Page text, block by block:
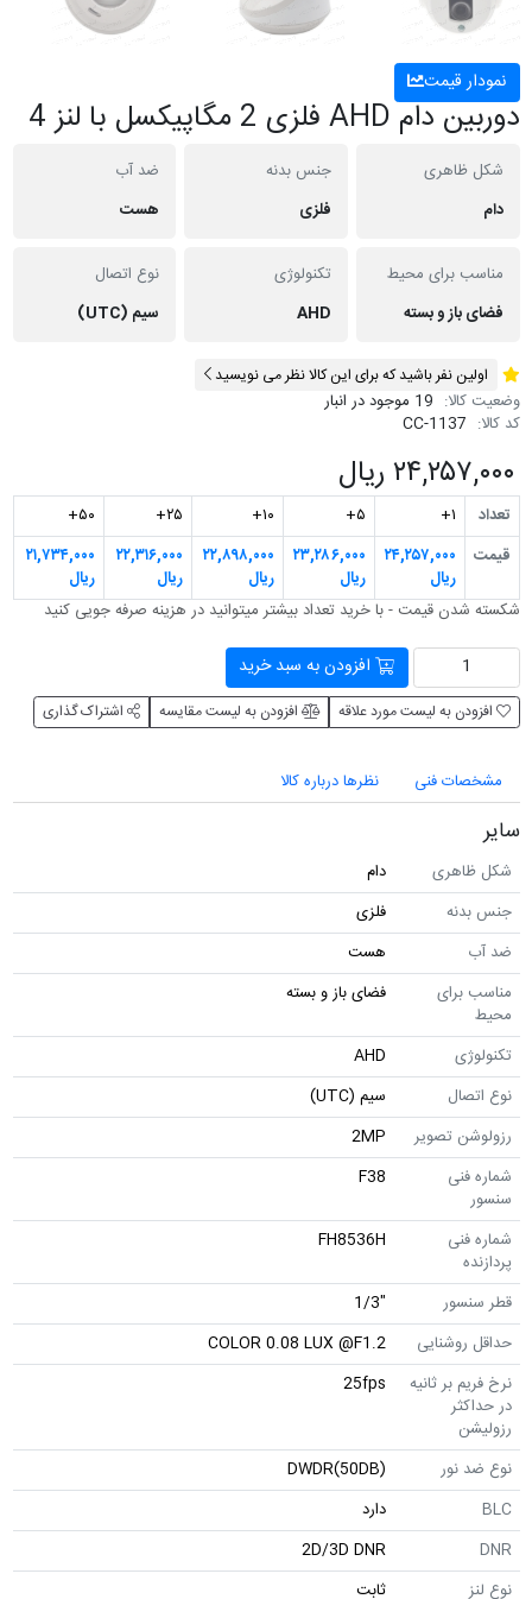
نمودار قیمت
دوربین دام AHD فلزی 2 مگاپیکسل با لنز 4
شکل ظاهری
دام
جنس بدنه
فلزی
ضد آب
هست
مناسب برای محیط
فضای باز و بسته
تکنولوژی
AHD
نوع اتصال
سیم (UTC)
اولین نفر باشید که برای این کالا نظر می نویسید
وضعیت کالا: 19 موجود در انبار
کد کالا: CC-1137
۲۴,۲۵۷,۰۰۰ ریال
شکسته شدن قیمت - با خرید تعداد بیشتر می‎توانید در هزینه صرفه جویی کنید
تعداد ۱+ ۵+ ۱۰+ ۲۵+
۵۰+
قیمت
۲۴,۲۵۷,۰۰۰
ریال
۲۳,۲۸۶,۰۰۰
ریال
۲۲,۸۹۸,۰۰۰
ریال
۲۲,۳۱۶,۰۰۰
ریال
۲۱,۷۳۴,۰۰۰
ریال
افزودن به سبد خرید
افزودن به لیست مورد علاقه افزودن به لیست مقایسه اشتراک گذاری
مشخصات فنی نظرها درباره کالا
سایر
شکل ظاهری
دام
جنس بدنه
فلزی
ضد آب
هست
مناسب برای
محیط
فضای باز و بسته
تکنولوژی
AHD
نوع اتصال
سیم (UTC)
رزولوشن تصویر
2MP
شماره فنی
سنسور
F38
شماره فنی
پردازنده
FH8536H
قطر سنسور
"1/3
حداقل روشنایی
COLOR 0.08 LUX @F1.2
نرخ فریم بر ثانیه
در حداکثر
رزولیشن
25fps
نوع ضد نور
DWDR(50DB)
BLC
دارد
DNR
2D/3D DNR
نوع لنز
ثابت